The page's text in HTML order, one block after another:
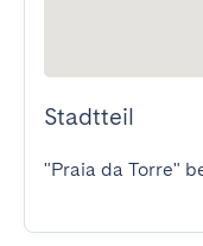
Stadtteil
"Praia da Torre"